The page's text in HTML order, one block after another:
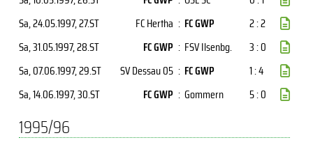
Sa, 24.05.1997, 27.ST FC Hertha : FC GWP
2 : 2
Sa, 31.05.1997, 28.ST FC GWP : FSV Ilsenbg.
3 : 0
Sa, 07.06.1997, 29.ST SV Dessau 05 : FC GWP
1 : 4
Sa, 14.06.1997, 30.ST FC GWP : Gommern 5 : 0
1995/96